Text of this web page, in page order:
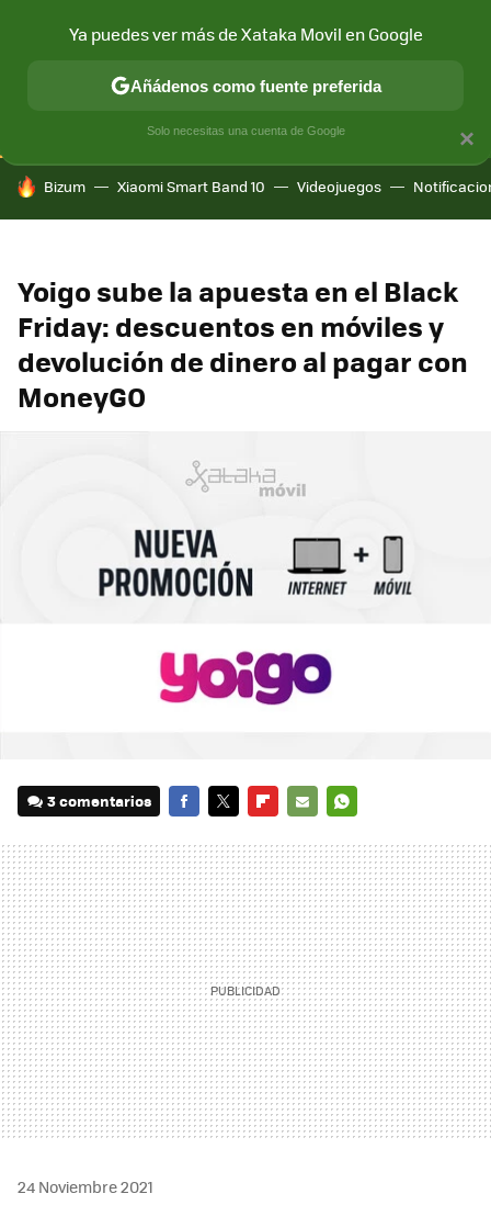
CONECTIVIDAD MÓVIL Y SOCIEDAD APLICACIONES
HOY SE HABLA DE
Bizum Xiaomi Smart Band 10 Videojuegos
Yoigo sube la apuesta en el Black
Friday: descuentos en móviles y
devolución de dinero al pagar con
MoneyGO
3 comentarios
MAIL
24 Noviembre 2021
×
Ya puedes ver más de Xataka Movil en Google
Añádenos como fuente preferida
Solo necesitas una cuenta de Google